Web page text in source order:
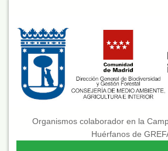
Organismos colaborador en la
Huérfanos de